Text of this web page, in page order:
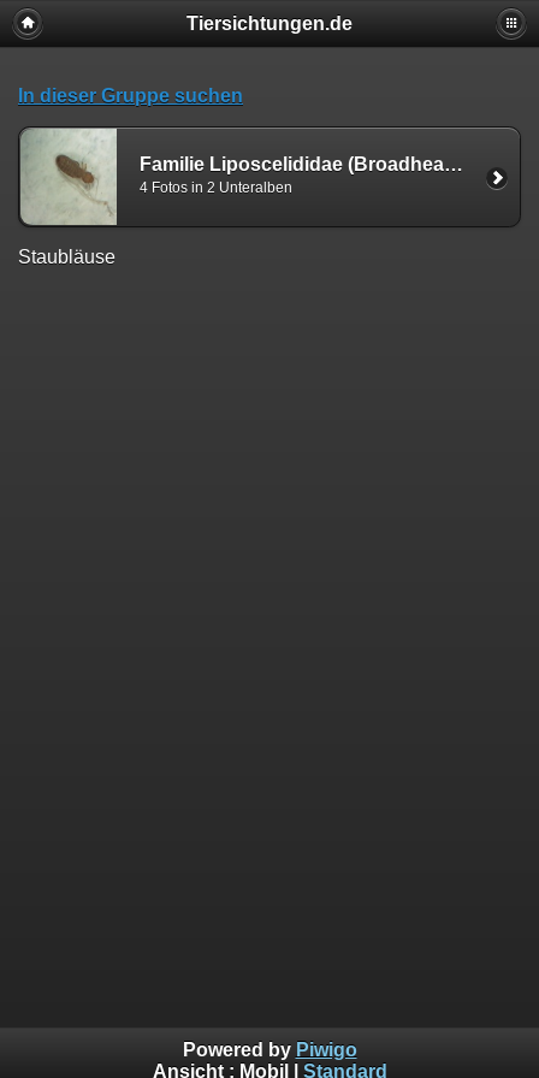
Tiersichtungen.de
In dieser Gruppe suchen
Familie Liposcelididae (Broadhead, 1950)
4 Fotos in 2 Unteralben
Staubläuse
Powered by Piwigo
Ansicht : Mobil Standard